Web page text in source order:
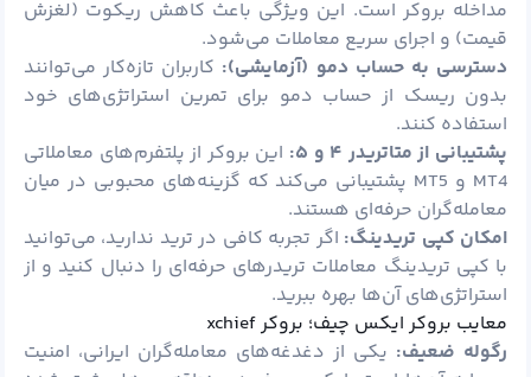
مداخله بروکر است. این ویژگی باعث کاهش ریکوت (لغزش
قیمت) و اجرای سریع معاملات می‌شود.
دسترسی به حساب دمو (آزمایشی): کاربران تازه‌کار می‌توانند
بدون ریسک از حساب دمو برای تمرین استراتژی‌های خود
استفاده کنند.
پشتیبانی از متاتریدر ۴ و ۵:
این بروکر از پلتفرم‌های معاملاتی
MT4 و MT5 پشتیبانی می‌کند که گزینه‌های محبوبی در میان
معامله‌گران حرفه‌ای هستند.
امکان کپی تریدینگ: اگر تجربه کافی در ترید ندارید، می‌توانید
با کپی تریدینگ معاملات تریدرهای حرفه‌ای را دنبال کنید و از
استراتژی‌های آن‌ها بهره ببرید.
معایب بروکر ایکس چیف؛ بروکر xchief
رگوله ضعیف: یکی از دغدغه‌های معامله‌گران ایرانی، امنیت